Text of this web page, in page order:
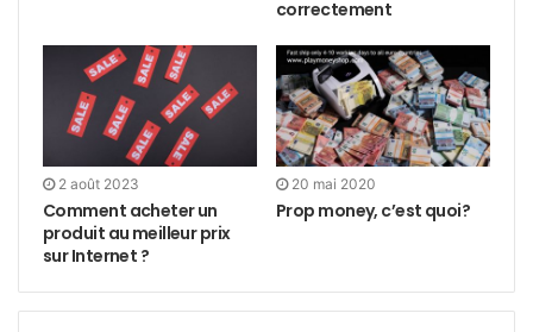
correctement
2 août 2023
Comment acheter un
produit au meilleur prix
sur Internet ?
20 mai 2020
Prop money, c’est quoi?